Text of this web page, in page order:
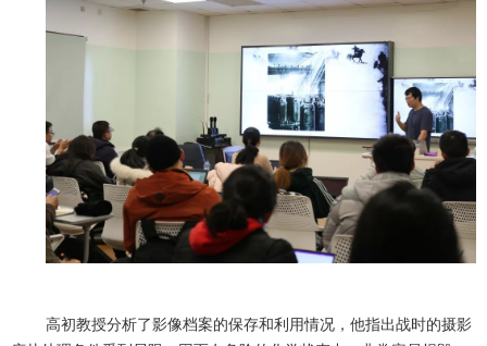
高初教授分析了影像档案的保存和利用情况，他指出战时的摄影